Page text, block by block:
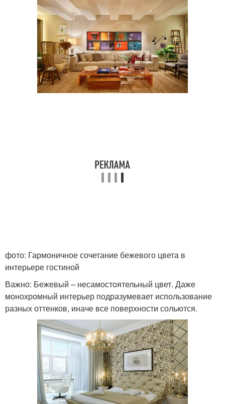
фото: Гармоничное сочетание бежевого цвета в
интерьере гостиной
Важно: Бежевый – несамостоятельный цвет. Даже
монохромный интерьер подразумевает использование
разных оттенков, иначе все поверхности сольются.